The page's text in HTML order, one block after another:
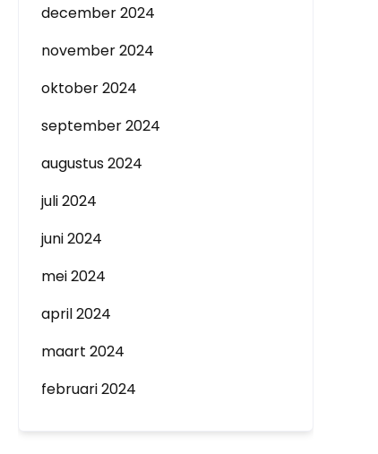
december 2024
november 2024
oktober 2024
september 2024
augustus 2024
juli 2024
juni 2024
mei 2024
april 2024
maart 2024
februari 2024